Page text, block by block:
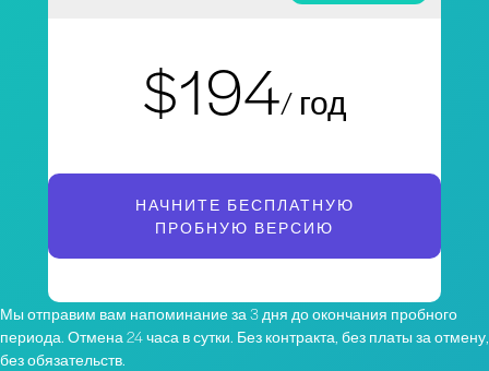
$194/ год
НАЧНИТЕ БЕСПЛАТНУЮ
ПРОБНУЮ ВЕРСИЮ
Мы отправим вам напоминание за 3 дня до окончания пробного
периода. Отмена 24 часа в сутки. Без контракта, без платы за отмену,
без обязательств.